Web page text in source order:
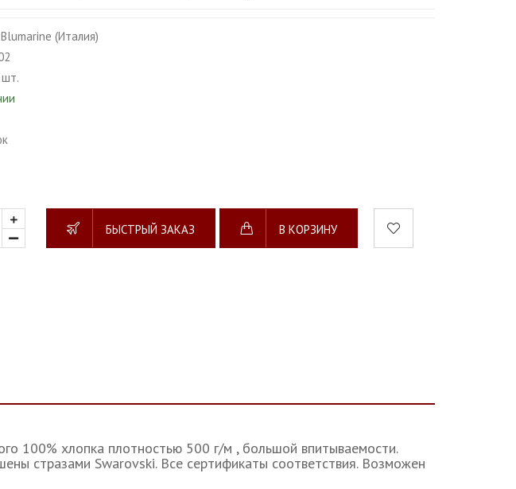
Blumarine (Италия)
БЫСТРЫЙ ЗАКАЗ В КОРЗИНУ
100% хлопка плотностью 500 г/м , большой впитываемости.
стразами Swarovski. Все сертификаты соответствия. Возможен